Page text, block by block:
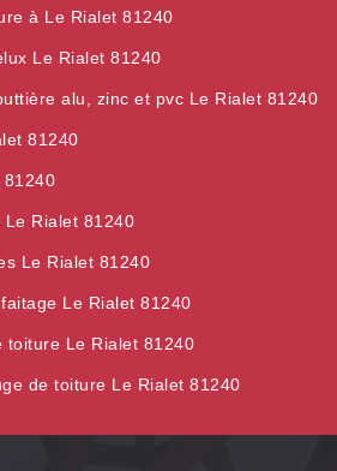
à Le Rialet 81240
Le Rialet 81240
alu, zinc et pvc Le Rialet 81240
81240
Rialet 81240
Le Rialet 81240
Le Rialet 81240
toiture Le Rialet 81240
de toiture Le Rialet 81240